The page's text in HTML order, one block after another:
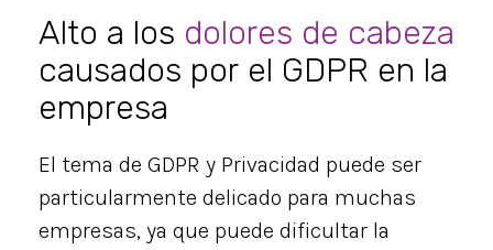
Alto a los dolores de cabeza
causados por el GDPR en la
empresa
El tema de GDPR y Privacidad puede ser
particularmente delicado para muchas
empresas, ya que puede dificultar la